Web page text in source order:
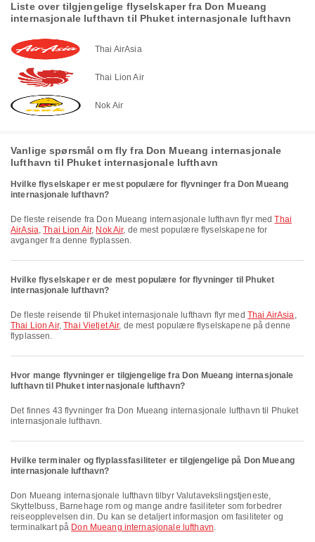
Liste over tilgjengelige flyselskaper fra Don Mueang
internasjonale lufthavn til Phuket internasjonale lufthavn
Thai AirAsia
Thai Lion Air
Nok Air
Vanlige spørsmål om fly fra Don Mueang internasjonale
lufthavn til Phuket internasjonale lufthavn
Hvilke flyselskaper er mest populære for flyvninger fra Don Mueang
internasjonale lufthavn?
De fleste reisende fra Don Mueang internasjonale lufthavn flyr medThai
AirAsia,Thai Lion Air, Nok Air, de mest populære flyselskapene for
avganger fra denne flyplassen.
Hvilke flyselskaper er de mest populære for flyvninger til Phuket
internasjonale lufthavn?
De fleste reisende til Phuket internasjonale lufthavn flyr med Thai AirAsia,
Thai Lion Air,Thai Vietjet Air, de mest populære flyselskapene på denne
flyplassen.
Hvor mange flyvninger er tilgjengelige fra Don Mueang internasjonale
lufthavn til Phuket internasjonale lufthavn?
Det finnes 43 flyvninger fra Don Mueang internasjonale lufthavn til Phuket
internasjonale lufthavn.
Hvilke terminaler og flyplassfasiliteter er tilgjengelige på Don Mueang
internasjonale lufthavn?
Don Mueang internasjonale lufthavn tilbyr Valutavekslingstjeneste,
Skyttelbuss, Barnehage rom og mange andre fasiliteter som forbedrer
reiseopplevelsen din. Du kan se detaljert informasjon om fasiliteter og
terminalkart på Don Mueang internasjonale lufthavn.